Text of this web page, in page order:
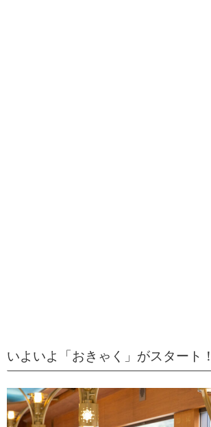
いよいよ「おきゃく」がスタート！